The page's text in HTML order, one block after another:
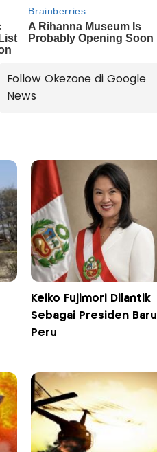
Follow Okezone di Google
News
Keiko Fujimori Dilantik
Sebagai Presiden Baru
Peru